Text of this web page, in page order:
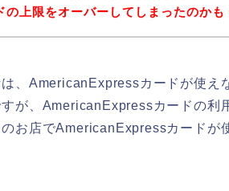
の上限をオーバーしてしまったのかも
は、AmericanExpressカードが使え
が、AmericanExpressカードの利
お店でAmericanExpressカードが